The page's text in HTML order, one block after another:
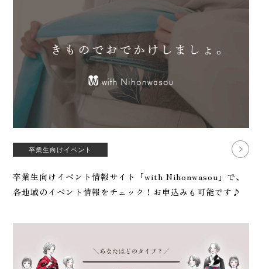
卒業生向けイベント
卒業生向けイベント情報サイト「with Nihonwasou」で、
各地域のイベント情報をチェック！お申込みも可能です♪